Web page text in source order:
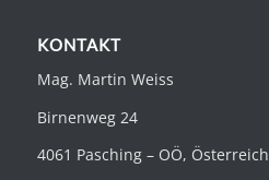
KONTAKT
Mag. Martin Weiss
Birnenweg 24
4061 Pasching – OÖ, Österreich